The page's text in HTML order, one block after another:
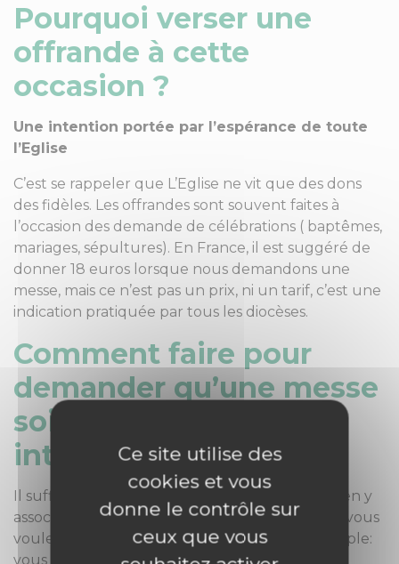
Pourquoi verser une
offrande à cette
occasion ?
Une intention portée par l’espérance de toute
l’Eglise
C’est se rappeler que L’Eglise ne vit que des dons
des fidèles. Les offrandes sont souvent faites à
l’occasion des demande de célébrations ( baptêmes,
mariages, sépultures). En France, il est suggéré de
donner 18 euros lorsque nous demandons une
messe, mais ce n’est pas un prix, ni un tarif, c’est une
indication pratiquée par tous les diocèses.
Comment faire pour
demander qu’une messe
soit célébrée pour une
intention ?
Il suffit d’indiquer à la paroisse votre intention en y
associant votre offrande et la date souhaitée si vous
voulez être présent. Pour le faire, c’est très simple:
vous pouvez écrire à la paroisse ou passer au
Ce site utilise des
cookies et vous
donne le contrôle sur
ceux que vous